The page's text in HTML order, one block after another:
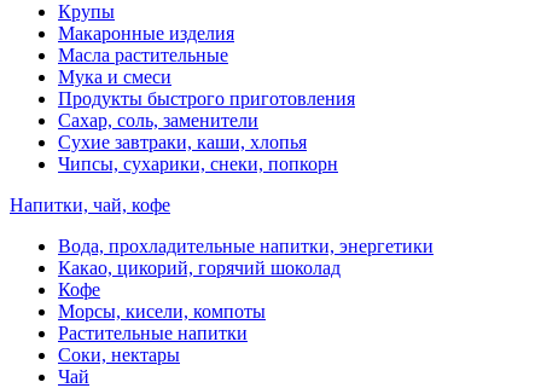
Крупы
Макаронные изделия
Масла растительные
Мука и смеси
Продукты быстрого приготовления
Сахар, соль, заменители
Сухие завтраки, каши, хлопья
Чипсы, сухарики, снеки, попкорн
Напитки, чай, кофе
Вода, прохладительные напитки, энергетики
Какао, цикорий, горячий шоколад
Кофе
Морсы, кисели, компоты
Растительные напитки
Соки, нектары
Чай